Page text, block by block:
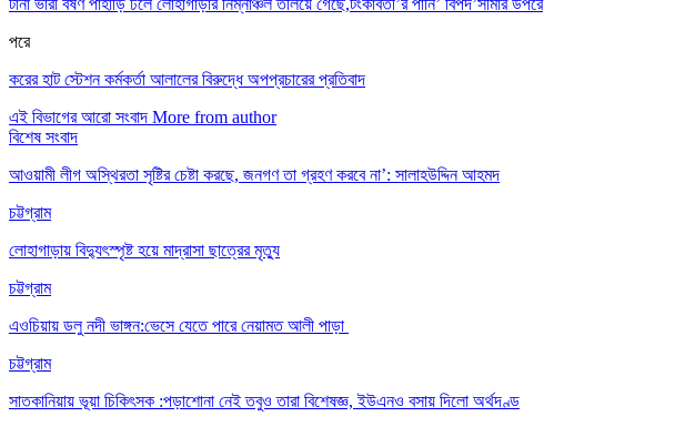
পরে
করের হাট স্টেশন কর্মকর্তা আলালের বিরুদ্ধে অপপ্রচারের প্রতিবাদ
এই বিভাগের আরো সংবাদ More from author
বিশেষ সংবাদ
আওয়ামী লীগ অস্থিরতা সৃষ্টির চেষ্টা করছে, জনগণ তা গ্রহণ করবে না’: সালাহউদ্দিন আহমদ
চট্টগ্রাম
লোহাগাড়ায় বিদ্যুৎস্পৃষ্ট হয়ে মাদ্রাসা ছাত্রের মৃত্যু
চট্টগ্রাম
এওচিয়ায় ডলু নদী ভাঙ্গন:ভেসে যেতে পারে নেয়ামত আলী পাড়া
চট্টগ্রাম
সাতকানিয়ায় ভূয়া চিকিৎসক :পড়াশোনা নেই তবুও তারা বিশেষজ্ঞ, ইউএনও বসায় দিলো অর্থদণ্ড